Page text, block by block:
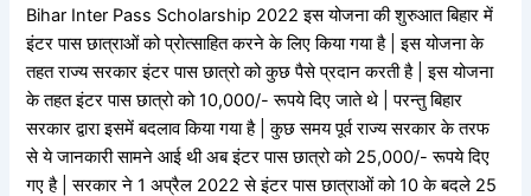
Bihar Inter Pass Scholarship 2022 इस योजना की शुरुआत बिहार में
इंटर पास छात्राओं को प्रोत्साहित करने के लिए किया गया है | इस योजना के
तहत राज्य सरकार इंटर पास छात्रो को कुछ पैसे प्रदान करती है | इस योजना
के तहत इंटर पास छात्रो को 10,000/- रूपये दिए जाते थे | परन्तु बिहार
सरकार द्वारा इसमें बदलाव किया गया है | कुछ समय पूर्व राज्य सरकार के तरफ
से ये जानकारी सामने आई थी अब इंटर पास छात्रो को 25,000/- रूपये दिए
गए है | सरकार ने 1 अप्रैल 2022 से इंटर पास छात्राओं को 10 के बदले 25